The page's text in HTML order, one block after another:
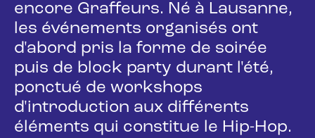
encore Graffeurs. Né à Lausanne,
les événements organisés ont
d'abord pris la forme de soirée
puis de block party durant l'été,
ponctué de workshops
d'introduction aux différents
éléments qui constitue le Hip-Hop.